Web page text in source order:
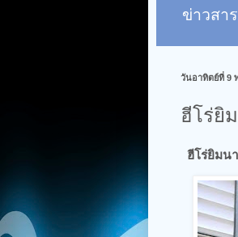
ข่าวสา
วันอาทิตย์ที่ 9
ฮีโร่ยิ
ฮีโร่ยิมน